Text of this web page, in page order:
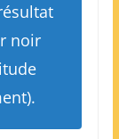
noir